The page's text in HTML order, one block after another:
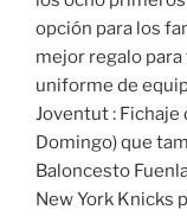
opción para los
mejor regalo
uniforme de
Joventut : Fichaje
Domingo) que
Baloncesto
New York Knicks